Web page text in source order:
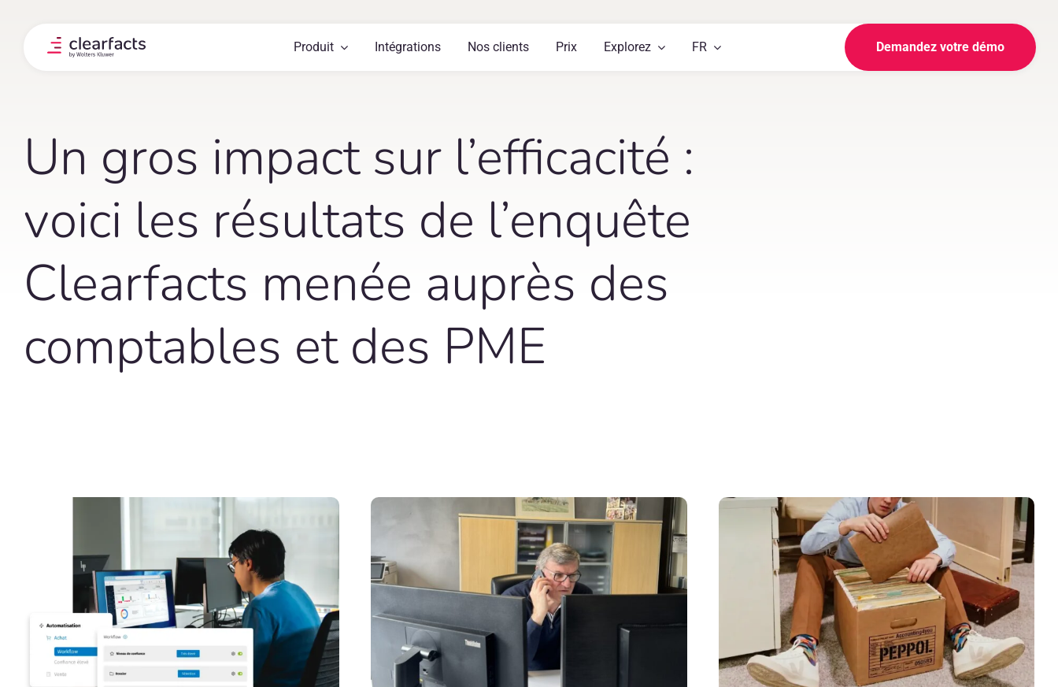
Produit Intégrations Nos clients Prix Explorez FR Demandez votre démo
Un gros impact sur l’efficacité :
voici les résultats de l’enquête
Clearfacts menée auprès des
comptables et des PME